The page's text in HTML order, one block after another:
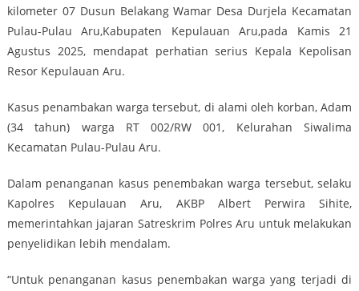
kilometer 07 Dusun Belakang Wamar Desa Durjela Kecamatan
Pulau-Pulau Aru,Kabupaten Kepulauan Aru,pada Kamis 21
Agustus 2025, mendapat perhatian serius Kepala Kepolisan
Resor Kepulauan Aru.
Kasus penambakan warga tersebut, di alami oleh korban, Adam
(34 tahun) warga RT 002/RW 001, Kelurahan Siwalima
Kecamatan Pulau-Pulau Aru.
Dalam penanganan kasus penembakan warga tersebut, selaku
Kapolres Kepulauan Aru, AKBP Albert Perwira Sihite,
memerintahkan jajaran Satreskrim Polres Aru untuk melakukan
penyelidikan lebih mendalam.
“Untuk penanganan kasus penembakan warga yang terjadi di